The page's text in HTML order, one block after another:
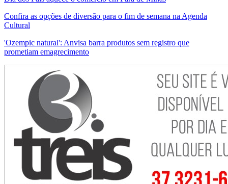
Confira as opções de diversão para o fim de semana na Agenda
Cultural
'Ozempic natural': Anvisa barra produtos sem registro que
prometiam emagrecimento